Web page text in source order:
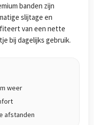
banden zijn
slijtage en
van een nette
bij dagelijks gebruik.
weer
afstanden